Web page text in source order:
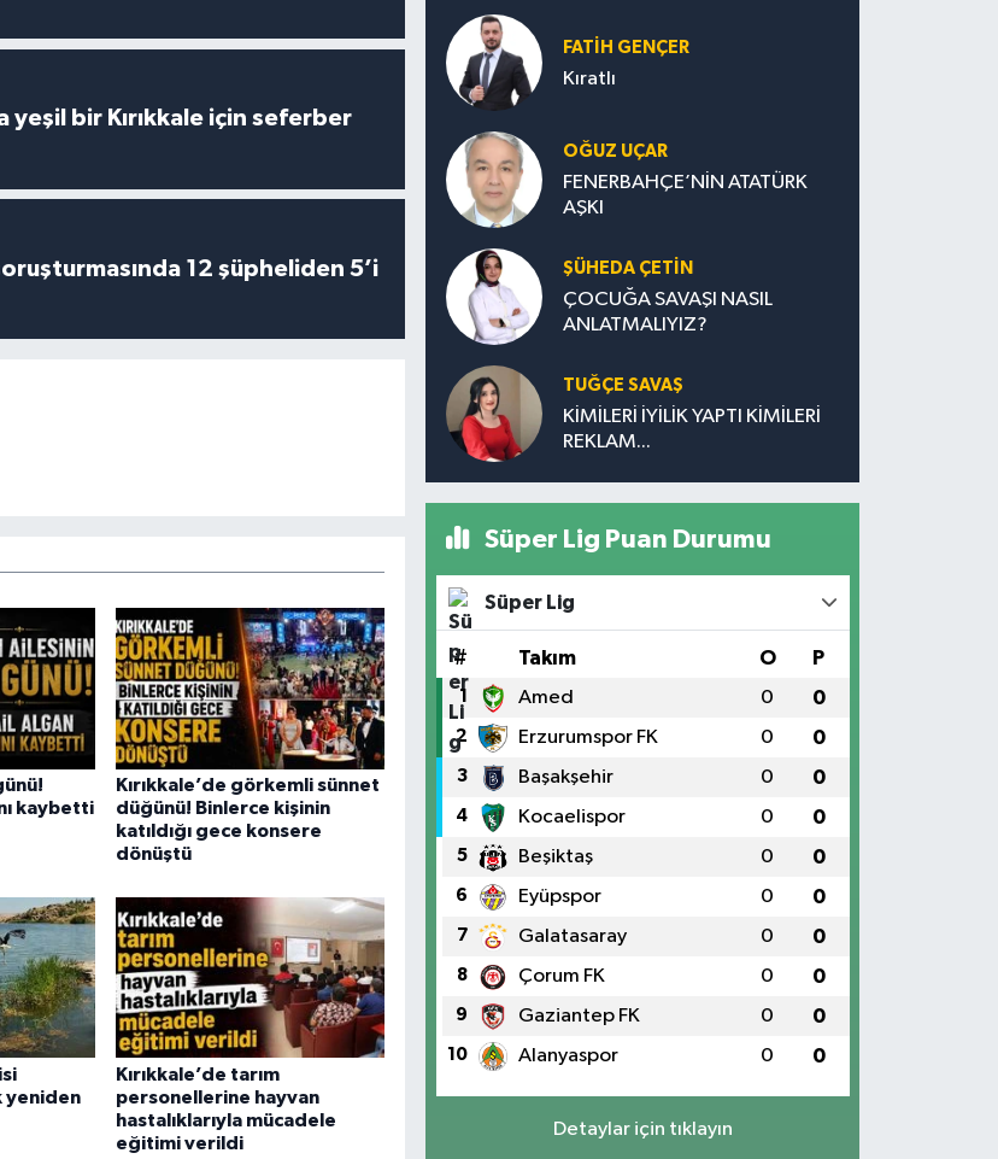
yeşil bir Kırıkkale için seferber
12 şüpheliden 5’i
kaybetti
Kırıkkale’de görkemli sünnet
düğünü! Binlerce kişinin
katıldığı gece konsere
dönüştü
yeniden
Kırıkkale’de tarım
personellerine hayvan
hastalıklarıyla mücadele
eğitimi verildi
FATIH GENÇER
Kıratlı
OĞUZ UÇAR
FENERBAHÇE’NİN ATATÜRK
AŞKI
ŞÜHEDA ÇETİN
ÇOCUĞA SAVAŞI NASIL
ANLATMALIYIZ?
TUĞÇE SAVAŞ
KİMİLERİ İYİLİK YAPTI KİMİLERİ
REKLAM...
Süper Lig Puan Durumu
Süper Lig
# Takım O P
1 Amed 0 0
2 Erzurumspor FK 0 0
3 Başakşehir 0 0
4 Kocaelispor 0 0
5 Beşiktaş 0 0
6 Eyüpspor 0 0
7 Galatasaray 0 0
8 Çorum FK 0 0
9 Gaziantep FK 0 0
10 Alanyaspor 0 0
Detaylar için tıklayın